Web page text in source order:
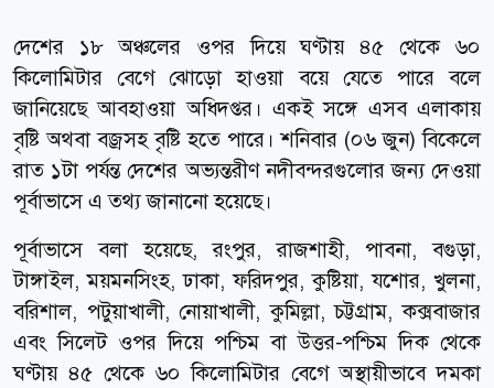
দেশের ১৮ অঞ্চলের ওপর দিয়ে ঘণ্টায় ৪৫ থেকে ৬০
কিলোমিটার বেগে ঝোড়ো হাওয়া বয়ে যেতে পারে বলে
জানিয়েছে আবহাওয়া অধিদপ্তর। একই সঙ্গে এসব এলাকায়
বৃষ্টি অথবা বজ্রসহ বৃষ্টি হতে পারে। শনিবার (০৬ জুন) বিকেলে
রাত ১টা পর্যন্ত দেশের অভ্যন্তরীণ নদীবন্দরগুলোর জন্য দেওয়া
পূর্বাভাসে এ তথ্য জানানো হয়েছে।
পূর্বাভাসে বলা হয়েছে, রংপুর, রাজশাহী, পাবনা, বগুড়া,
টাঙ্গাইল, ময়মনসিংহ, ঢাকা, ফরিদপুর, কুষ্টিয়া, যশোর, খুলনা,
বরিশাল, পটুয়াখালী, নোয়াখালী, কুমিল্লা, চট্টগ্রাম, কক্সবাজার
এবং সিলেট ওপর দিয়ে পশ্চিম বা উত্তর-পশ্চিম দিক থেকে
ঘণ্টায় ৪৫ থেকে ৬০ কিলোমিটার বেগে অস্থায়ীভাবে দমকা